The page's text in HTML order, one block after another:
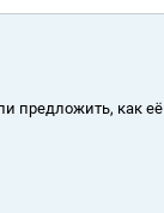
предложить, как